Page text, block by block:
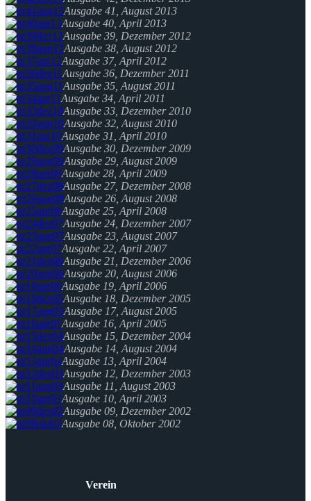
Ausgabe 41, August 2013
Ausgabe 40, April 2013
Ausgabe 39, Dezember 2012
Ausgabe 38, August 2012
Ausgabe 37, April 2012
Ausgabe 36, Dezember 2011
Ausgabe 35, August 2011
Ausgabe 34, April 2011
Ausgabe 33, Dezember 2010
Ausgabe 32, August 2010
Ausgabe 31, April 2010
Ausgabe 30, Dezember 2009
Ausgabe 29, August 2009
Ausgabe 28, April 2009
Ausgabe 27, Dezember 2008
Ausgabe 26, August 2008
Ausgabe 25, April 2008
Ausgabe 24, Dezember 2007
Ausgabe 23, August 2007
Ausgabe 22, April 2007
Ausgabe 21, Dezember 2006
Ausgabe 20, August 2006
Ausgabe 19, April 2006
Ausgabe 18, Dezember 2005
Ausgabe 17, August 2005
Ausgabe 16, April 2005
Ausgabe 15, Dezember 2004
Ausgabe 14, August 2004
Ausgabe 13, April 2004
Ausgabe 12, Dezember 2003
Ausgabe 11, August 2003
Ausgabe 10, April 2003
Ausgabe 09, Dezember 2002
Ausgabe 08, Oktober 2002
Verein